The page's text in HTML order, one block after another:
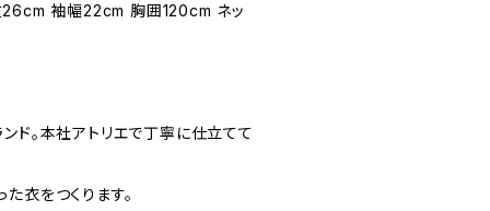
袖幅22cm 胸囲120cm ネッ
ド。本社アトリエで丁寧に仕立てて
衣をつくります。